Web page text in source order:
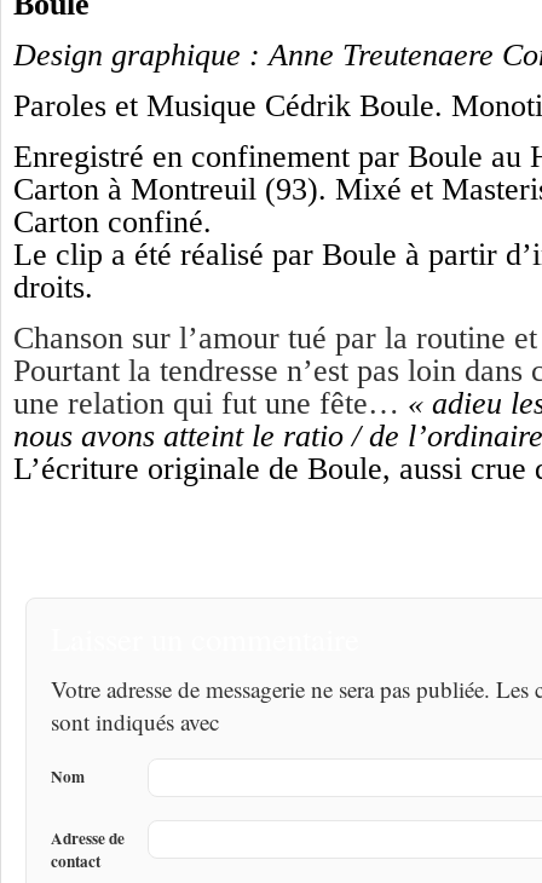
Design graphique : Anne Treutenaere
Paroles et Musique Cédrik Boule.
Enregistré en confinement par Boule au
Carton à Montreuil (93). Mixé et
Carton confiné.
Le clip a été réalisé par Boule à partir
droits.
Chanson sur l’amour tué par la routine
Pourtant la tendresse n’est pas loin dans
une relation qui fut une fête… « adieu
nous avons atteint le ratio / de
L’écriture originale de Boule, aussi
Votre adresse de messagerie ne sera pas publiée.
sont indiqués avec
Nom
Adresse de
contact